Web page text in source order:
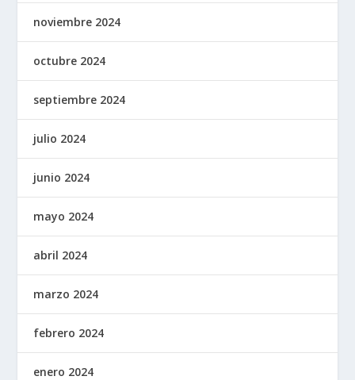
noviembre 2024
octubre 2024
septiembre 2024
julio 2024
junio 2024
mayo 2024
abril 2024
marzo 2024
febrero 2024
enero 2024